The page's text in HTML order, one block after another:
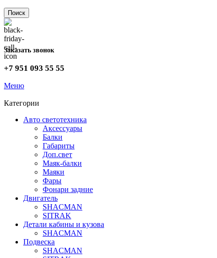
Поиск
Заказать звонок
+7 951 093 55 55
Меню
Категории
Авто светотехника
Аксессуары
Балки
Габариты
Доп.свет
Маяк-балки
Маяки
Фары
Фонари задние
Двигатель
SHACMAN
SITRAK
Детали кабины и кузова
SHACMAN
Подвеска
SHACMAN